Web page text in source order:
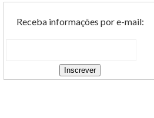
Receba informações por e-mail: